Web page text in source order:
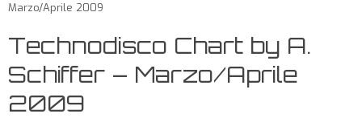
Marzo/Aprile 2009
Technodisco Chart by A.
Schiffer – Marzo/Aprile
2009